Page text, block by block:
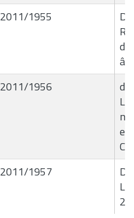
2011/1955
2011/1956
2011/1957
2